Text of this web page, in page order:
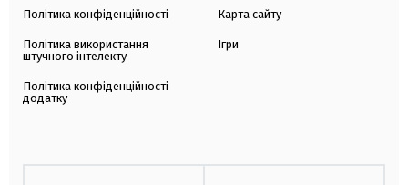
Політика конфіденційності
Політика використання
штучного інтелекту
Політика конфіденційності
додатку
Карта сайту
Ігри